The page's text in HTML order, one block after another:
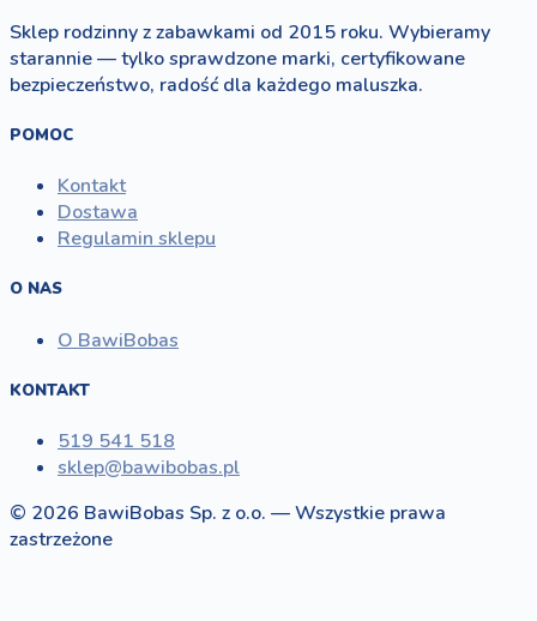
Sklep rodzinny z zabawkami od 2015 roku. Wybieramy
starannie — tylko sprawdzone marki, certyfikowane
bezpieczeństwo, radość dla każdego maluszka.
POMOC
Kontakt
Dostawa
Regulamin sklepu
O NAS
O BawiBobas
KONTAKT
519 541 518
sklep@bawibobas.pl
© 2026 BawiBobas Sp. z o.o. — Wszystkie prawa
zastrzeżone